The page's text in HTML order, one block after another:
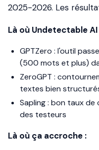
2025-2026. Les
Là où Undetectable
GPTZero : l'outil
(500 mots et plus)
ZeroGPT :
textes bien
Sapling: bon taux de
des testeurs
Là où ça accroche :